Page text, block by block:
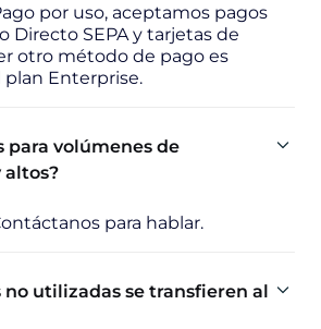
por uso, aceptamos pagos
Directo SEPA y tarjetas de
otro método de pago es
plan Enterprise.
para volúmenes de
altos?
para hablar.
no utilizadas se transfieren al